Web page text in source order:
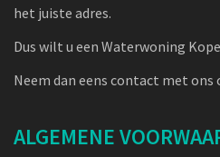
het juiste adres.
Dus wilt u een Waterwoning
Neem dan eens contact met ons
ALGEMENE